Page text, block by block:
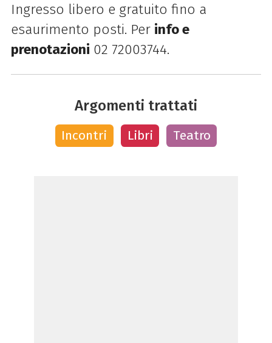
Ingresso libero e gratuito fino a
esaurimento posti. Per info e
prenotazioni 02 72003744.
Argomenti trattati
Incontri Libri Teatro